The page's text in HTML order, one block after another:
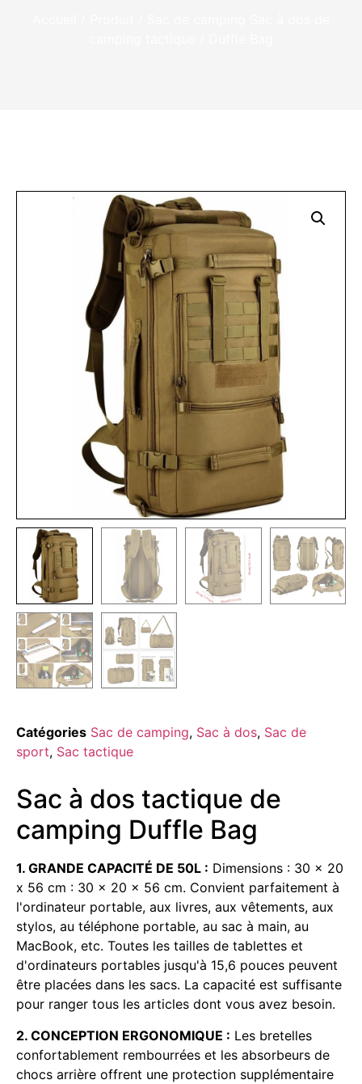
Catégories Sac de camping, Sac à dos, Sac de
sport, Sac tactique
Sac à dos tactique de
camping Duffle Bag
1. GRANDE CAPACITÉ DE 50L : Dimensions : 30 x 20
x 56 cm : 30 x 20 x 56 cm. Convient parfaitement à
l'ordinateur portable, aux livres, aux vêtements, aux
stylos, au téléphone portable, au sac à main, au
MacBook, etc. Toutes les tailles de tablettes et
d'ordinateurs portables jusqu'à 15,6 pouces peuvent
être placées dans les sacs. La capacité est suffisante
pour ranger tous les articles dont vous avez besoin.
2. CONCEPTION ERGONOMIQUE : Les bretelles
confortablement rembourrées et les absorbeurs de
chocs arrière offrent une protection supplémentaire